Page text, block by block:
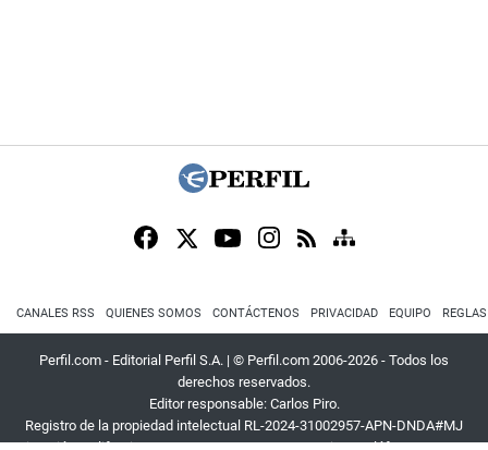
CANALES RSS QUIENES SOMOS CONTÁCTENOS PRIVACIDAD EQUIPO
Perfil.com - Editorial Perfil S.A. | © Perfil.com 2006-2026 - Todos los
derechos reservados.
Editor responsable: Carlos Piro.
Registro de la propiedad intelectual RL-2024-31002957-APN-DNDA#MJ